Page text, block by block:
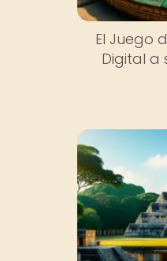
El Juego
Digital a